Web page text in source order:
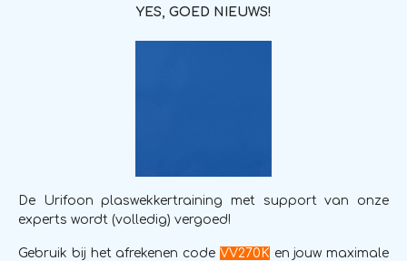
YES, GOED NIEUWS!
De Urifoon plaswekkertraining met support van onze
experts wordt (volledig) vergoed!
Gebruik bij het afrekenen code VV270K en jouw maximale